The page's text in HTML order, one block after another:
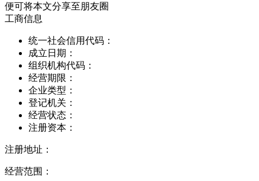
便可将本文分享至朋友圈
工商信息
统一社会信用代码：
成立日期：
组织机构代码：
经营期限：
企业类型：
登记机关：
经营状态：
注册资本：
注册地址：
经营范围：